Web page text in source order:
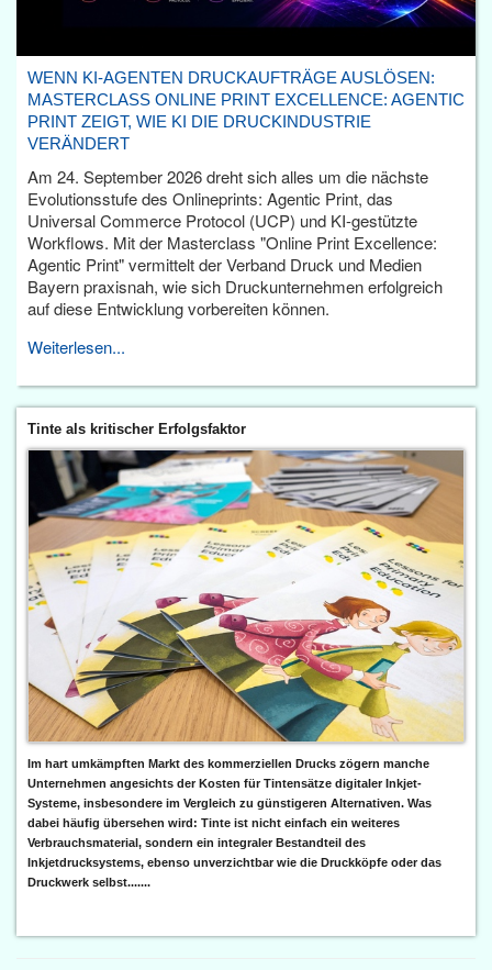
WENN KI-AGENTEN DRUCKAUFTRÄGE AUSLÖSEN:
MASTERCLASS ONLINE PRINT EXCELLENCE: AGENTIC
PRINT ZEIGT, WIE KI DIE DRUCKINDUSTRIE
VERÄNDERT
Am 24. September 2026 dreht sich alles um die nächste
Evolutionsstufe des Onlineprints: Agentic Print, das
Universal Commerce Protocol (UCP) und KI-gestützte
Workflows. Mit der Masterclass "Online Print Excellence:
Agentic Print" vermittelt der Verband Druck und Medien
Bayern praxisnah, wie sich Druckunternehmen erfolgreich
auf diese Entwicklung vorbereiten können.
Weiterlesen...
Tinte als kritischer Erfolgsfaktor
Im hart umkämpften Markt des kommerziellen Drucks zögern manche
Unternehmen angesichts der Kosten für Tintensätze digitaler Inkjet-
Systeme, insbesondere im Vergleich zu günstigeren Alternativen. Was
dabei häufig übersehen wird: Tinte ist nicht einfach ein weiteres
Verbrauchsmaterial, sondern ein integraler Bestandteil des
Inkjetdrucksystems, ebenso unverzichtbar wie die Druckköpfe oder das
Druckwerk selbst.......